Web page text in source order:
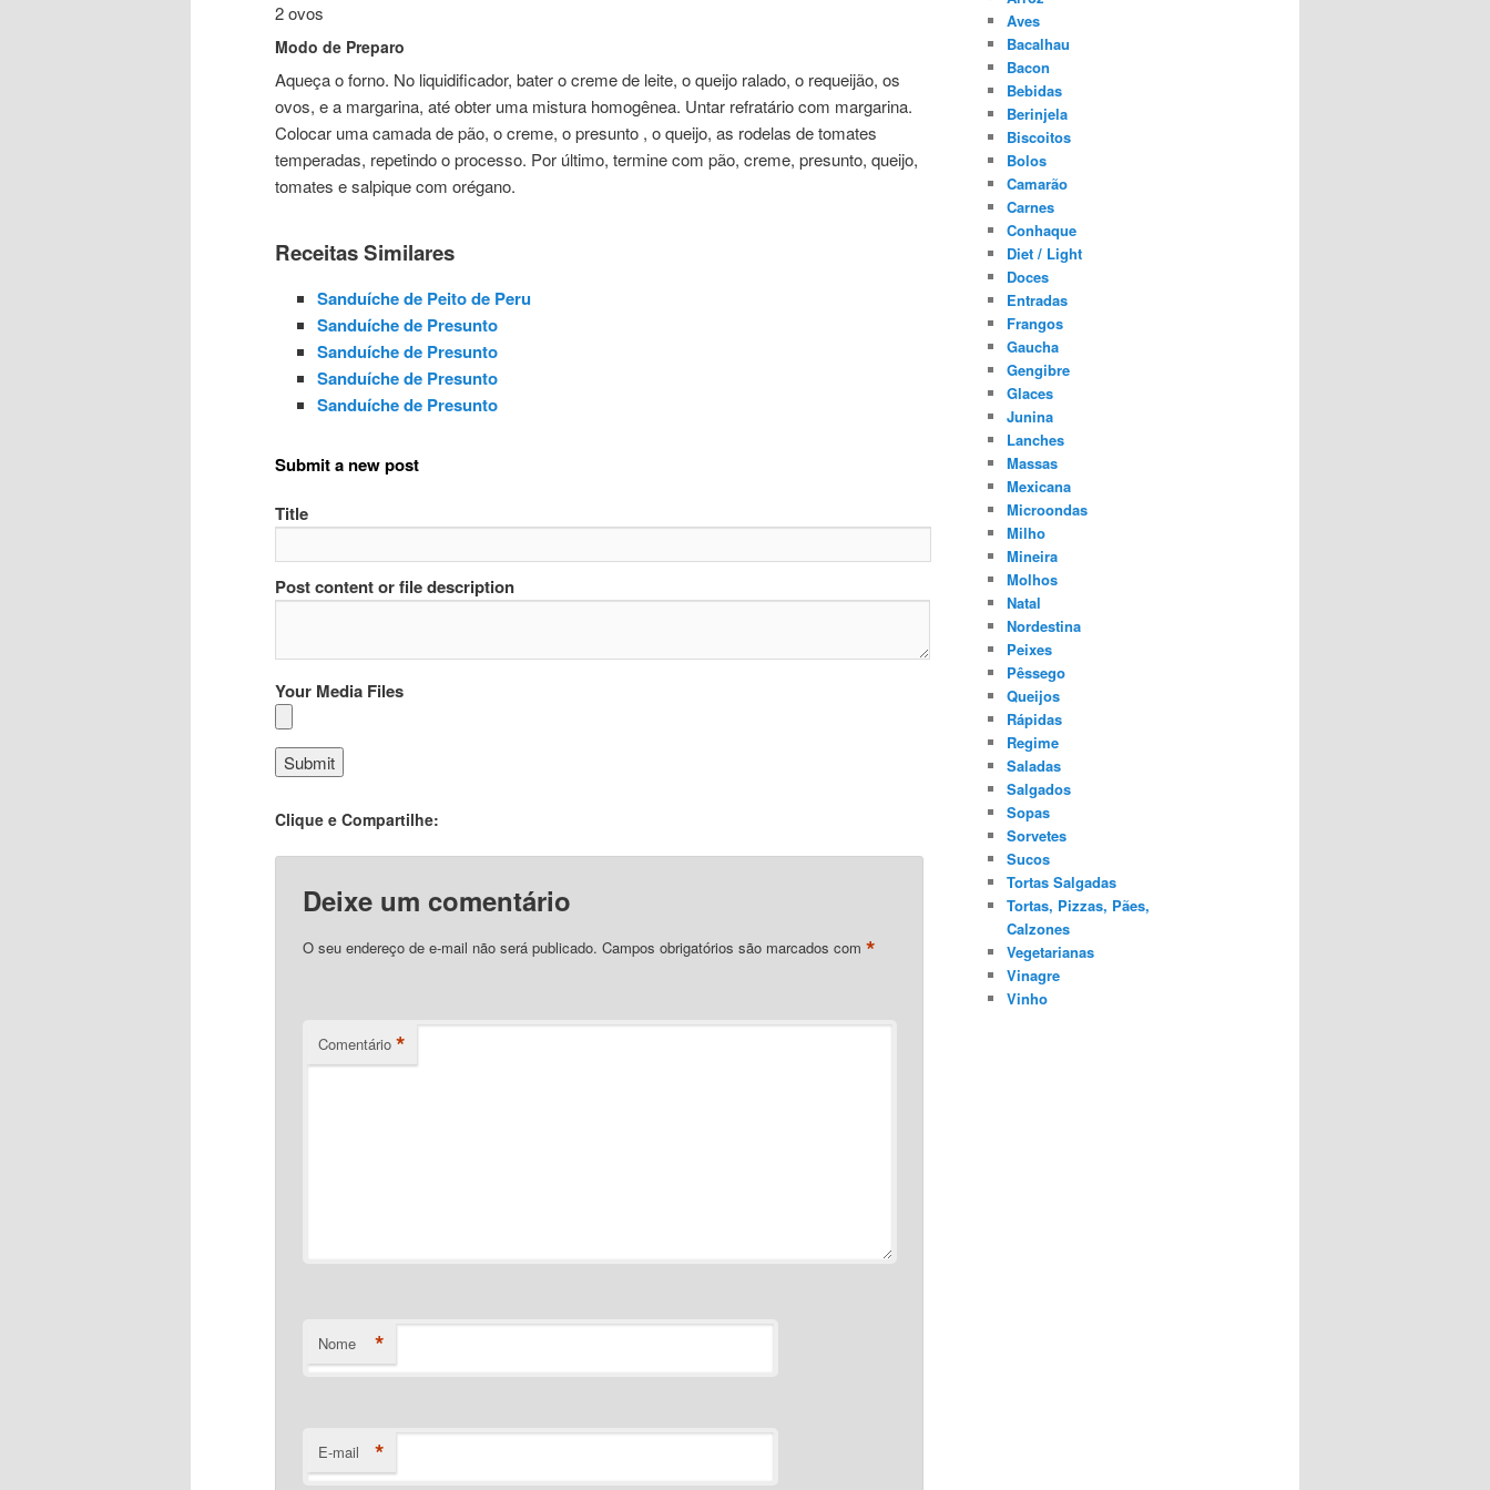
2 ovos
Modo de Preparo
Aqueça o forno. No liquidificador, bater o creme de leite, o queijo ralado, o requeijão, os
ovos, e a margarina, até obter uma mistura homogênea. Untar refratário com margarina.
Colocar uma camada de pão, o creme, o presunto , o queijo, as rodelas de tomates
temperadas, repetindo o processo. Por último, termine com pão, creme, presunto, queijo,
tomates e salpique com orégano.
Receitas Similares
Sanduíche de Peito de Peru
Sanduíche de Presunto
Sanduíche de Presunto
Sanduíche de Presunto
Sanduíche de Presunto
Submit a new post
Title
Post content or file description
Your Media Files
Clique e Compartilhe:
Deixe um comentário
O seu endereço de e-mail não será publicado. Campos obrigatórios são marcados com*
Comentário *
Nome *
E-mail *
Aves
Bacalhau
Bacon
Bebidas
Berinjela
Biscoitos
Bolos
Camarão
Carnes
Conhaque
Diet / Light
Doces
Entradas
Frangos
Gaucha
Gengibre
Glaces
Junina
Lanches
Massas
Mexicana
Microondas
Milho
Mineira
Molhos
Natal
Nordestina
Peixes
Pêssego
Queijos
Rápidas
Regime
Saladas
Salgados
Sopas
Sorvetes
Sucos
Tortas Salgadas
Tortas, Pizzas, Pães,
Calzones
Vegetarianas
Vinagre
Vinho